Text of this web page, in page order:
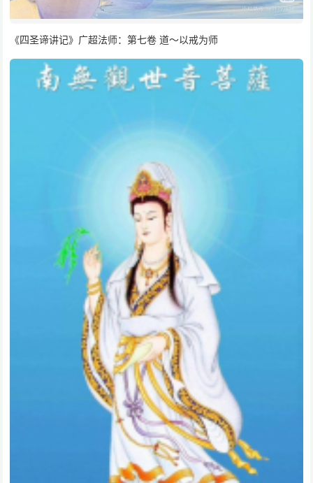
《四圣谛讲记》广超法师：第七卷 道～以戒为师